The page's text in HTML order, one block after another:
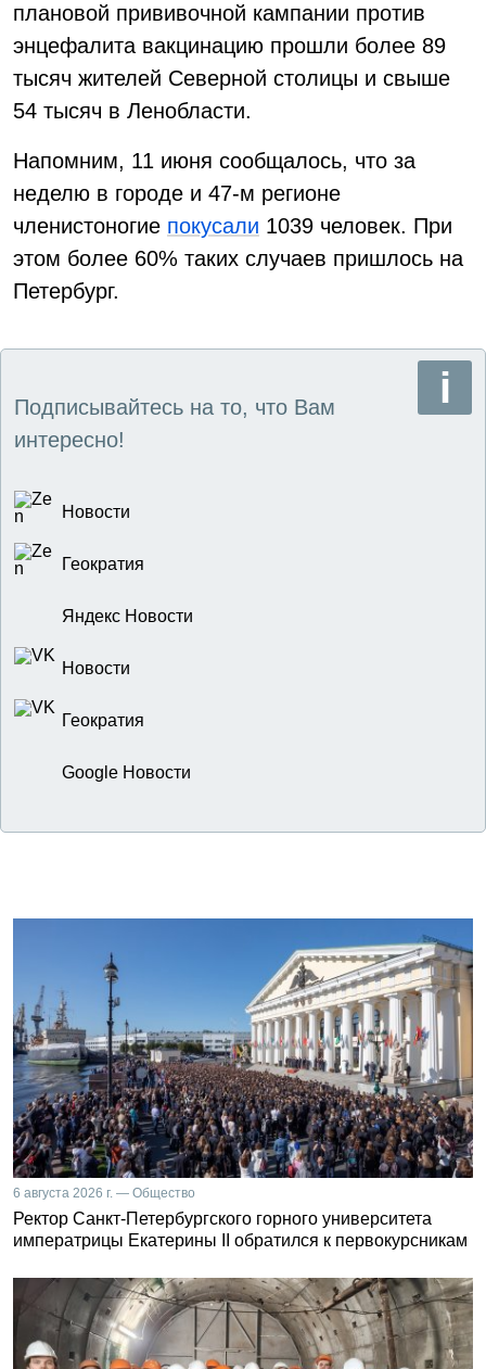
плановой прививочной кампании против
энцефалита вакцинацию прошли более 89
тысяч жителей Северной столицы и свыше
54 тысяч в Ленобласти.
Напомним, 11 июня сообщалось, что за
неделю в городе и 47-м регионе
членистоногие покусали 1039 человек. При
этом более 60% таких случаев пришлось на
Петербург.
Подписывайтесь на то, что Вам
интересно!
Новости
Геократия
Яндекс Новости
Новости
Геократия
Google Новости
6 августа 2026 г. — Общество
Ректор Санкт-Петербургского горного университета
императрицы Екатерины II обратился к первокурсникам